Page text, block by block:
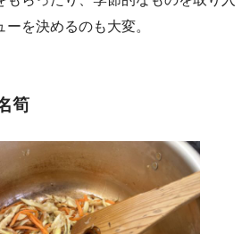
を決めるのも大変。
筍